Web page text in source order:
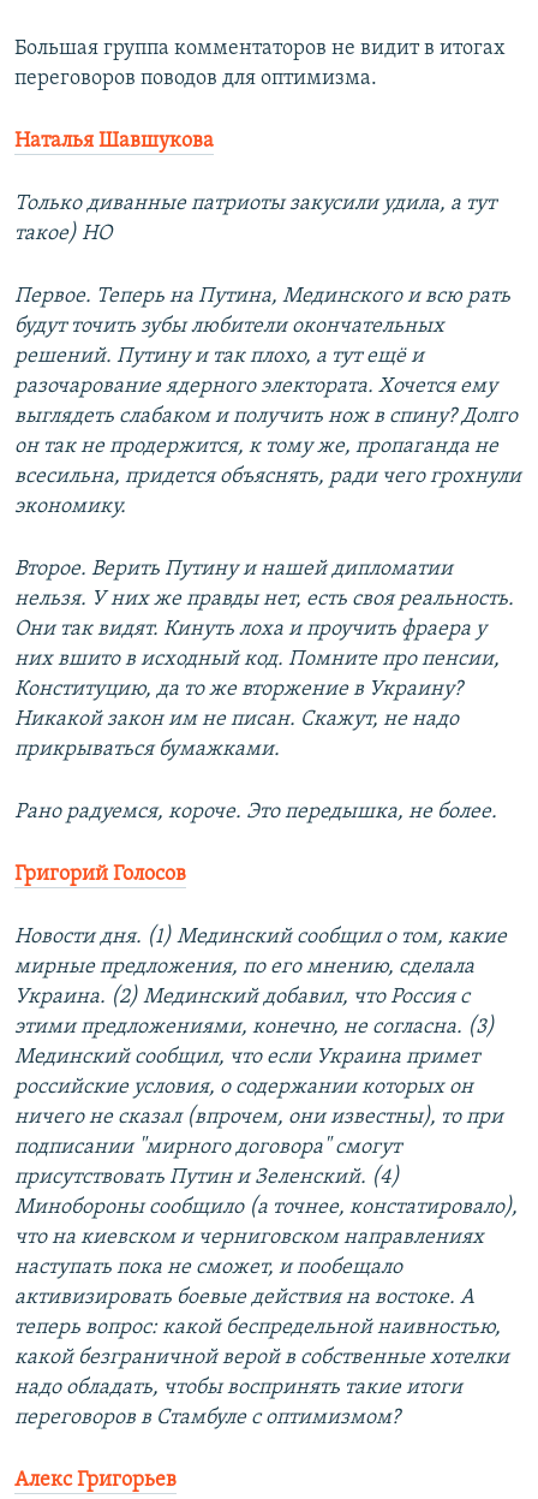
Большая группа комментаторов не видит в итогах
переговоров поводов для оптимизма.
Наталья Шавшукова
Только диванные патриоты закусили удила, а тут
такое) НО
Первое. Теперь на Путина, Мединского и всю рать
будут точить зубы любители окончательных
решений. Путину и так плохо, а тут ещё и
разочарование ядерного электората. Хочется ему
выглядеть слабаком и получить нож в спину? Долго
он так не продержится, к тому же, пропаганда не
всесильна, придется объяснять, ради чего грохнули
экономику.
Второе. Верить Путину и нашей дипломатии
нельзя. У них же правды нет, есть своя реальность.
Они так видят. Кинуть лоха и проучить фраера у
них вшито в исходный код. Помните про пенсии,
Конституцию, да то же вторжение в Украину?
Никакой закон им не писан. Скажут, не надо
прикрываться бумажками.
Рано радуемся, короче. Это передышка, не более.
Григорий Голосов
Новости дня. (1) Мединский сообщил о том, какие
мирные предложения, по его мнению, сделала
Украина. (2) Мединский добавил, что Россия с
этими предложениями, конечно, не согласна. (3)
Мединский сообщил, что если Украина примет
российские условия, о содержании которых он
ничего не сказал (впрочем, они известны), то при
подписании "мирного договора" смогут
присутствовать Путин и Зеленский. (4)
Минобороны сообщило (а точнее, констатировало),
что на киевском и черниговском направлениях
наступать пока не сможет, и пообещало
активизировать боевые действия на востоке. А
теперь вопрос: какой беспредельной наивностью,
какой безграничной верой в собственные хотелки
надо обладать, чтобы воспринять такие итоги
переговоров в Стамбуле с оптимизмом?
Алекс Григорьев